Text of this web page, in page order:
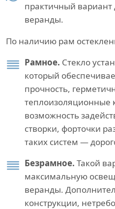
практичный вариант
веранды.
По наличию рам
Рамное. Стекло
который
прочность,
теплоизоляционные
возможность
створки, форточки
таких систем —
Безрамное. Такой
максимальную
веранды.
конструкции,